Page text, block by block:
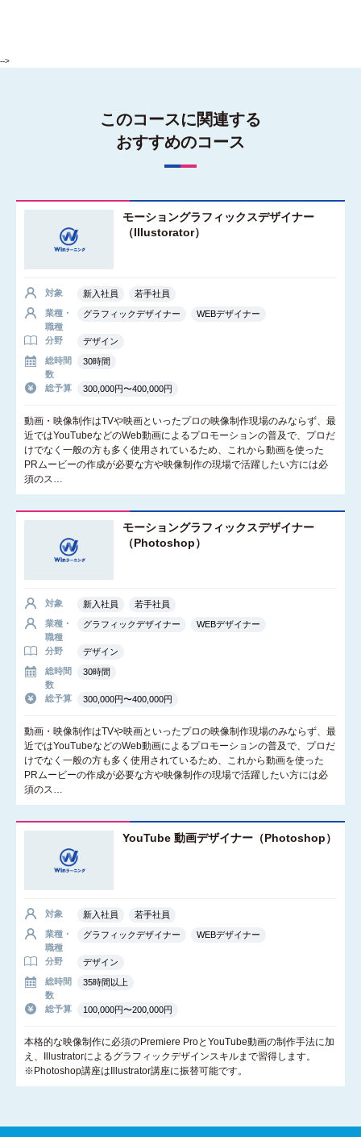
-->
このコースに関連する
おすすめのコース
モーショングラフィックスデザイナー
（Illustorator）
対象 新入社員
若手社員
業種・
職種
グラフィックデザイナー WEBデザイナー
分野
デザイン
総時間
数
30時間
総予算 300,000円〜400,000円
動画・映像制作はTVや映画といったプロの映像制作現場のみならず、最
近ではYouTubeなどのWeb動画によるプロモーションの普及で、プロだ
けでなく一般の方も多く使用されているため、これから動画を使った
PRムービーの作成が必要な方や映像制作の現場で活躍したい方には必
須のス…
モーショングラフィックスデザイナー
（Photoshop）
対象 新入社員
若手社員
業種・
職種
グラフィックデザイナー WEBデザイナー
分野
デザイン
総時間
数
30時間
総予算 300,000円〜400,000円
動画・映像制作はTVや映画といったプロの映像制作現場のみならず、最
近ではYouTubeなどのWeb動画によるプロモーションの普及で、プロだ
けでなく一般の方も多く使用されているため、これから動画を使った
PRムービーの作成が必要な方や映像制作の現場で活躍したい方には必
須のス…
YouTube 動画デザイナー（Photoshop）
対象 新入社員
若手社員
業種・
職種
グラフィックデザイナー WEBデザイナー
分野
デザイン
総時間
数
35時間以上
総予算 100,000円〜200,000円
本格的な映像制作に必須のPremiere ProとYouTube動画の制作手法に加
え、Illustratorによるグラフィックデザインスキルまで習得します。
※Photoshop講座はIllustrator講座に振替可能です。